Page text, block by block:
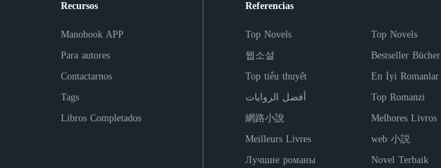
Recursos
Manobook APP
Para autores
Contactarnos
Tags
Libros Completados
Referencias
Top Novels
Top Novels
웹소설
Bestseller Bücher
Top tiểu thuyết
En İyi Romanlar
أفضل الروايات
Top Romanzi
網路小說
Melhores Livros
Meilleurs Livres
web 小説
Лучшие романы
Novel Terbaik